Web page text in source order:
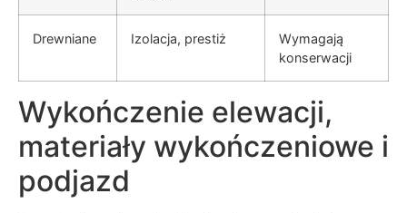
Drewniane Izolacja, prestiż
Wymagają
konserwacji
Wykończenie elewacji,
materiały wykończeniowe i
podjazd